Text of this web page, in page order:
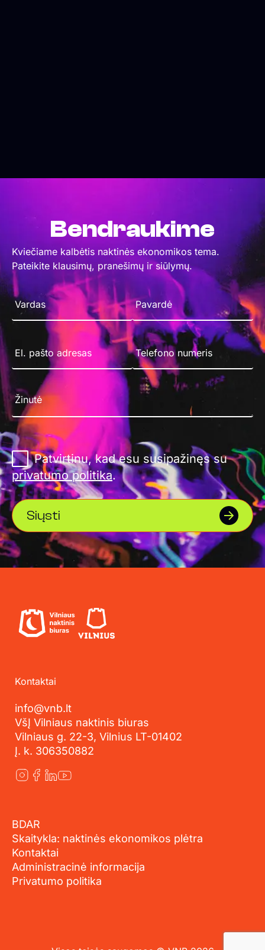
Bendraukime
Kviečiame kalbėtis naktinės ekonomikos tema.
Pateikite klausimų, pranešimų ir siūlymų.
Patvirtinu, kad esu susipažinęs su
privatumo politika.
Siųsti
Kontaktai
info@vnb.lt
VšĮ Vilniaus naktinis biuras
Vilniaus g. 22-3, Vilnius LT-01402
Į. k. 306350882
BDAR
Skaitykla: naktinės ekonomikos plėtra
Kontaktai
Administracinė informacija
Privatumo politika